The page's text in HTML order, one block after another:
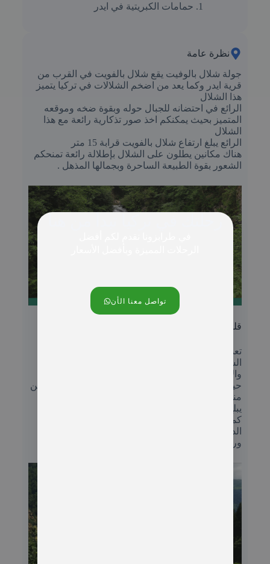
حمامات الكبريتية في ايدر
نظرة عامة
جولة شلال بالوفيت يقع شلال بالفويت في القرب من
قرية ايدر وكما يعد من اضخم الشلالات في تركيا يتميز
هذا الشلال
الرائع في احتضانه للجبال حوله وبقوة ضخه وموقعه
المتميز بحيث يمكنكم اخذ صور تذكارية رائعة مع هذا
الشلال
الرائع يبلغ ارتفاع شلال بالفويت قرابة 15 متر
هناك مكانين يطلون على الشلال بإطلالة رائعة تمنحكم
الشعور بقوة الطبيعة الساحرة وبجمالها المذهل .
جولة شلال بالفويت من ايدر
قلعة زيل ريزا في جولة شلال بالفويت
تعد قلعة زيل الأثرية في التابعة الى ولاية ريزا في
الشمال التركي ، التي تعد مقصد للسياح الأتراك
والأجانب ،
حيث تجمع بين التاريخ والطبيعة التي تحتضنها , تبعتد عن
منطقة جاملي همشين 15 كيلومترا .
يبلغ ارتفاعها 750 مترا عن سطح البحر.
كما استخدمت هذه القلعة كمقر عسكري في عهد
الدولة العثمانية في عام 1299-1919 ،
ورممتها وزارة الثقافة والسياحة التركية عام 2008.
تواصل معنا الأن